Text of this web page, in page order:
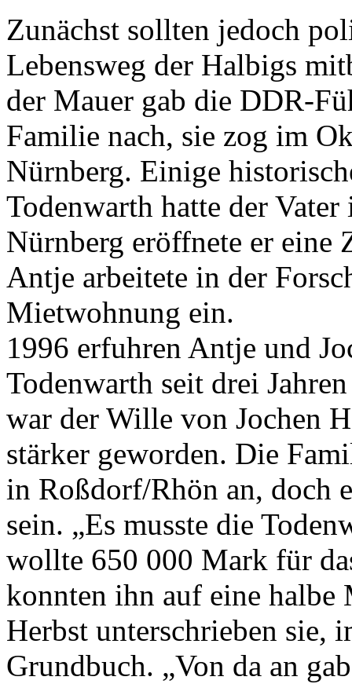
Zunächst sollten jedoch
Lebensweg der Halbigs
der Mauer gab die DDR-
Familie nach, sie zog im
Nürnberg. Einige
Todenwarth hatte der
Nürnberg eröffnete er
Antje arbeitete in der
Mietwohnung ein.
1996 erfuhren Antje und
Todenwarth seit drei
war der Wille von Jochen
stärker geworden. Die
in Roßdorf/Rhön an, doch
sein. „Es musste die
wollte 650 000 Mark für
konnten ihn auf eine
Herbst unterschrieben sie,
Grundbuch. „Von da an